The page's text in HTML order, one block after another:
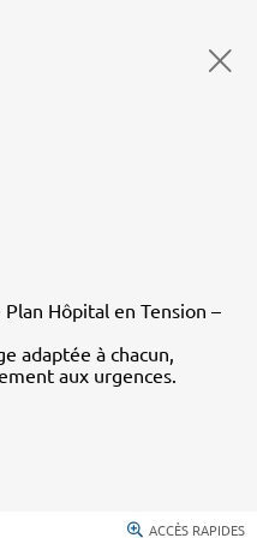
Hôpital en Tension –
adaptée à chacun,
aux urgences.
ACCÈS RAPIDES